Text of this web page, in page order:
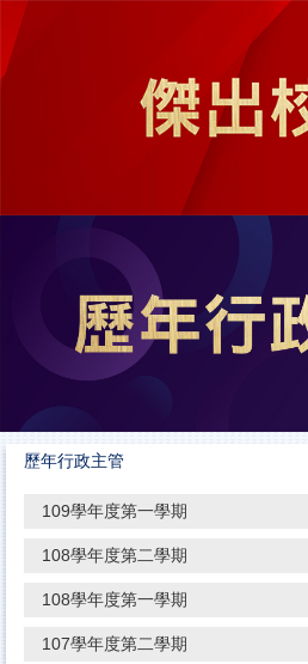
跳
到
歷年行政主管
109學年度第一學期
108學年度第二學期
108學年度第一學期
107學年度第二學期